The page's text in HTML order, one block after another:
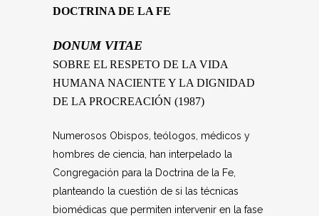
DOCTRINA DE LA FE
DONUM VITAE
SOBRE EL RESPETO DE LA VIDA
HUMANA NACIENTE Y LA DIGNIDAD
DE LA PROCREACIÓN (1987)
Numerosos Obispos, teólogos, médicos y
hombres de ciencia, han interpelado la
Congregación para la Doctrina de la Fe,
planteando la cuestión de si las técnicas
biomédicas que permiten intervenir en la fase